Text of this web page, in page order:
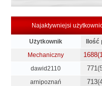
Najaktywniejsi
Użytkownik
Mechaniczny
1688
dawid2110 771
arnipoznań 713